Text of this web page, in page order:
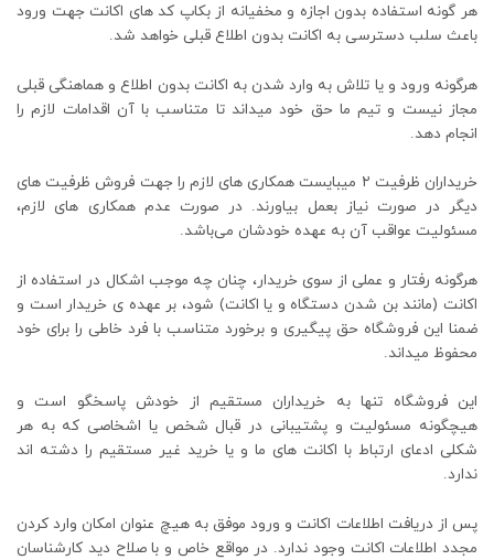
هر گونه استفاده بدون اجازه و مخفیانه از بکاپ کد های اکانت جهت ورود
باعث سلب دسترسی به اکانت بدون اطلاع قبلی خواهد شد.
هرگونه ورود و یا تلاش به وارد شدن به اکانت بدون اطلاع و هماهنگی قبلی
مجاز نیست و تیم ما حق خود میداند تا متناسب با آن اقدامات لازم را
انجام دهد.
خریداران ظرفیت ۲ میبایست همکاری های لازم را جهت فروش ظرفیت های
دیگر در صورت نیاز بعمل بیاورند. در صورت عدم همکاری های لازم،
مسئولیت عواقب آن به عهده خودشان می‌باشد.
هرگونه رفتار و عملی از سوی خریدار، چنان چه موجب اشکال در استفاده از
اکانت (مانند بن شدن دستگاه و یا اکانت) شود، بر عهده ی خریدار است و
ضمنا این فروشگاه حق پیگیری و برخورد متناسب با فرد خاطی را برای خود
محفوظ میداند.
این فروشگاه تنها به خریداران مستقیم از خودش پاسخگو است و
هیچگونه مسئولیت و پشتیبانی در قبال شخص یا اشخاصی که به هر
شکلی ادعای ارتباط با اکانت های ما و یا خرید غیر مستقیم را دشته اند
ندارد.
پس از دریافت اطلاعات اکانت و ورود موفق به هیچ عنوان امکان وارد کردن
مجدد اطلاعات اکانت وجود ندارد. در مواقع خاص و با صلاح دید کارشناسان